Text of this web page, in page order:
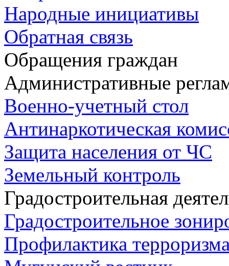
Народные инициативы
Обратная связь
Обращения граждан
Административные
Военно-учетный стол
Антинаркотическая
Защита населения от ЧС
Земельный контроль
Градостроительная
Градостроительное
Профилактика